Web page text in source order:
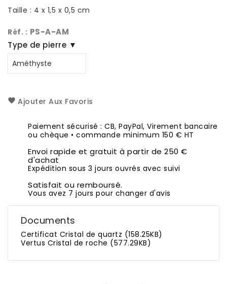
Taille : 4 x 1,5 x 0,5 cm
Réf. : PS-A-AM
Type de pierre ▼
Ajouter Aux Favoris
Paiement sécurisé : CB, PayPal, Virement bancaire
ou chèque • commande minimum 150 € HT
Envoi rapide et gratuit à partir de 250 €
d'achat
Expédition sous 3 jours ouvrés avec suivi
Satisfait ou remboursé.
Vous avez 7 jours pour changer d'avis
Documents
Certificat Cristal de quartz (158.25KB)
Vertus Cristal de roche (577.29KB)